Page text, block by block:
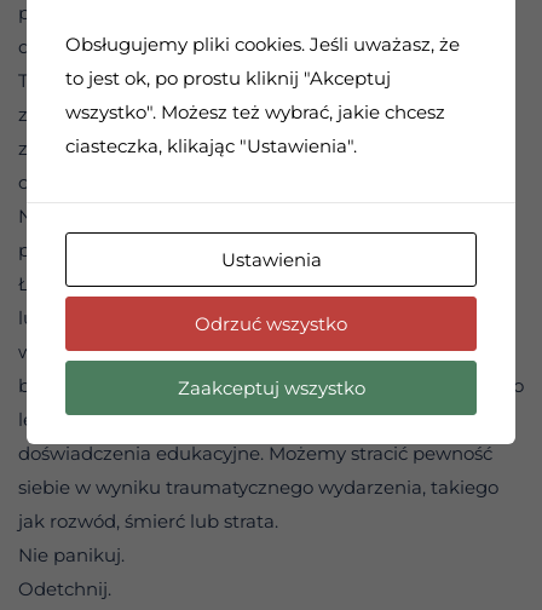
przerażało mnie w przeszłości. Samolot i moje latanie
działały fantastycznie.
To był przełomowy dzień w lataniu. Do tej pory
zachowywałam się tak, jakbym wykonywała ruchy,
zmuszając się do latania. Dziś naprawdę cieszyłam się
czasem spędzonym w powietrzu.
Naszyjnik nie miał żadnej mocy. Moc pochodziła z
pamiętania o wierze w siebie.
Łatwo jest porzucić wiarę w siebie. Możemy dać ją
ludziom z przeszłości, którzy zachęcali nas do niewiary
w siebie. Możemy dać ją błędom, które popełniliśmy,
budując solidne argumenty przeciwko sobie w oparciu o
lekcje, przez które przeszliśmy, błędy w ocenie i
doświadczenia edukacyjne. Możemy stracić pewność
siebie w wyniku traumatycznego wydarzenia, takiego
jak rozwód, śmierć lub strata.
Nie panikuj.
Odetchnij.
Obsługujemy pliki cookies. Jeśli uważasz, że
to jest ok, po prostu kliknij "Akceptuj
wszystko". Możesz też wybrać, jakie chcesz
ciasteczka, klikając "Ustawienia".
Ustawienia
Odrzuć wszystko
Zaakceptuj wszystko